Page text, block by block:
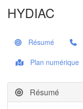
HYDIAC
Résumé
Plan numérique
Résumé